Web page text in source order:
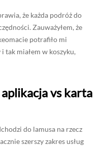
że każda podróż do
Zauważyłem, że
potrafiło mi
tak miałem w koszyku,
vs karta
do lamusa na rzecz
szerszy zakres usług